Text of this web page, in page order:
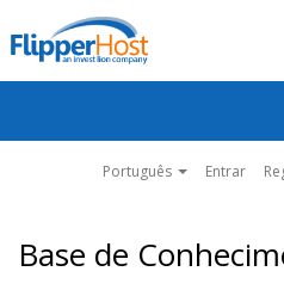
Português Entrar
Base de